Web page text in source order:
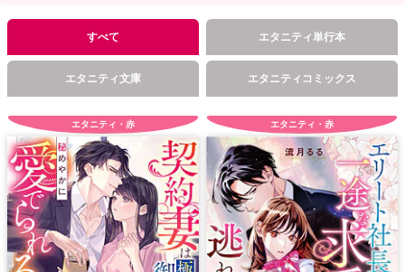
すべて エタニティ単行本
エタニティ文庫 エタニティコミックス
エタニティ・赤 エタニティ・赤